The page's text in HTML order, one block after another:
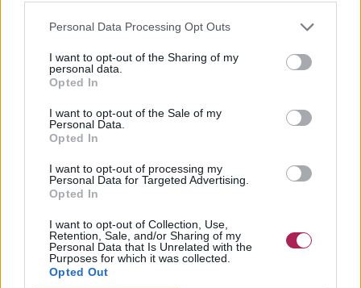
Personal Data Processing Opt Outs
I want to opt-out of the Sharing of my
personal data.
Opted In
I want to opt-out of the Sale of my
Personal Data.
Opted In
I want to opt-out of processing my
Personal Data for Targeted Advertising.
Opted In
I want to opt-out of Collection, Use,
Retention, Sale, and/or Sharing of my
Personal Data that Is Unrelated with the
Purposes for which it was collected.
Opted Out